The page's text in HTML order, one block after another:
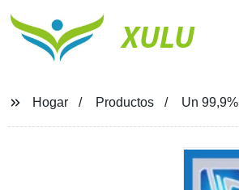
XULU
Hogar Productos Un